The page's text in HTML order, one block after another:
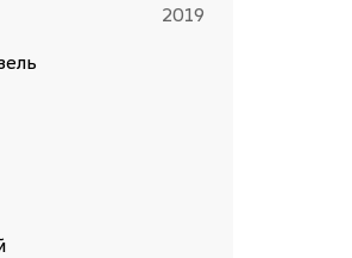
2019